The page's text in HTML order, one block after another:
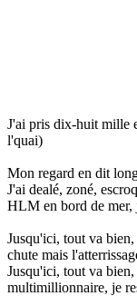
J'ai pris dix-huit mille
l'quai)
Mon regard en dit
J'ai dealé, zoné,
HLM en bord de mer,
Jusqu'ici, tout va
chute mais
Jusqu'ici, tout va
multimillionnaire, je